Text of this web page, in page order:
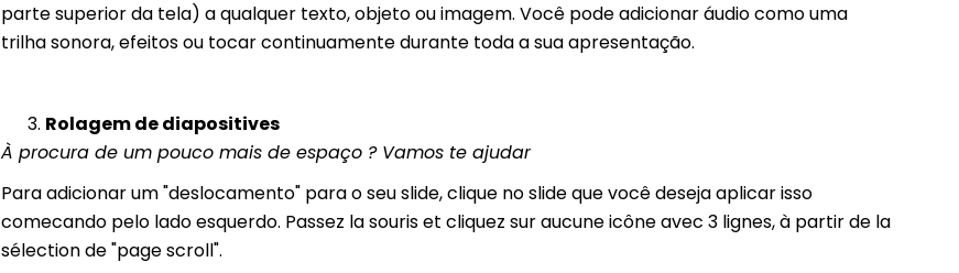
parte superior da tela) a qualquer texto, objeto ou imagem. Você pode adicionar áudio como uma
trilha sonora, efeitos ou tocar continuamente durante toda a sua apresentação.
Rolagem de diapositives
À procura de um pouco mais de espaço ? Vamos te ajudar
Para adicionar um "deslocamento" para o seu slide, clique no slide que você deseja aplicar isso
comecando pelo lado esquerdo. Passez la souris et cliquez sur aucune icône avec 3 lignes, à partir de la
sélection de "page scroll".